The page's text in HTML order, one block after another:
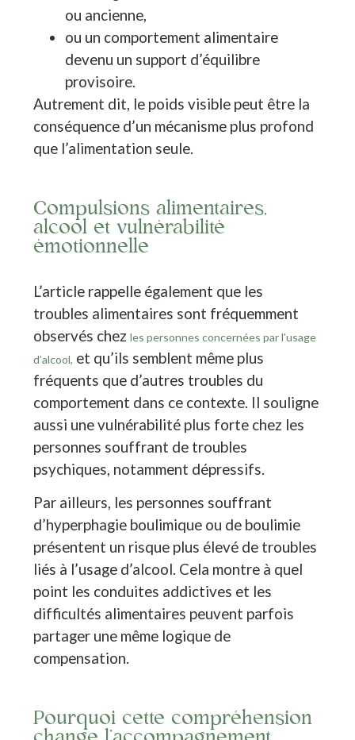
ou ancienne,
ou un comportement alimentaire
devenu un support d’équilibre
provisoire.
Autrement dit, le poids visible peut être la
conséquence d’un mécanisme plus profond
que l’alimentation seule.
Compulsions alimentaires,
alcool et vulnérabilité
émotionnelle
L’article rappelle également que les
troubles alimentaires sont fréquemment
observés chezles personnes concernées par l’usage
d’alcool, et qu’ils semblent même plus
fréquents que d’autres troubles du
comportement dans ce contexte. Il souligne
aussi une vulnérabilité plus forte chez les
personnes souffrant de troubles
psychiques, notamment dépressifs.
Par ailleurs, les personnes souffrant
d’hyperphagie boulimique ou de boulimie
présentent un risque plus élevé de troubles
liés à l’usage d’alcool. Cela montre à quel
point les conduites addictives et les
difficultés alimentaires peuvent parfois
partager une même logique de
compensation.
Pourquoi cette compréhension